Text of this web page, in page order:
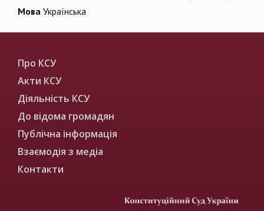
Мова Українська
Про КСУ
Акти КСУ
Діяльність КСУ
До відома громадян
Публічна інформація
Взаємодія з медіа
Контакти